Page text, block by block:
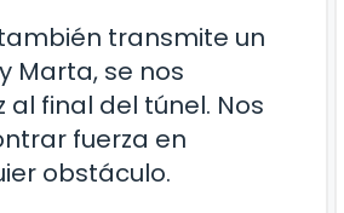
transmite un
Marta, se nos
final del túnel. Nos
fuerza en
obstáculo.